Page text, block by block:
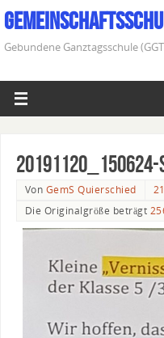
Gebundene Ganztagsschule
Von GemS Quierschied
Die Originalgröße beträgt